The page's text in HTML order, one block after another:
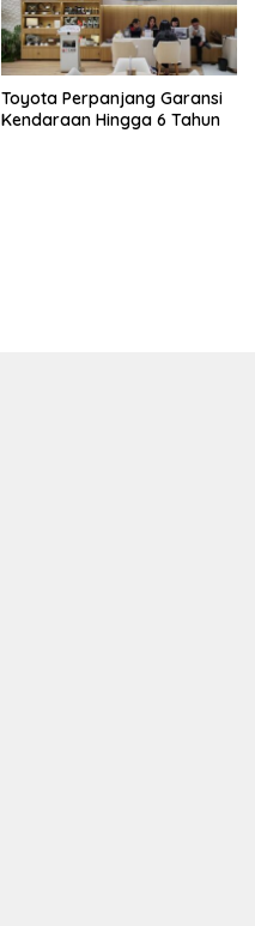
Toyota Perpanjang Garansi
Kendaraan Hingga 6 Tahun